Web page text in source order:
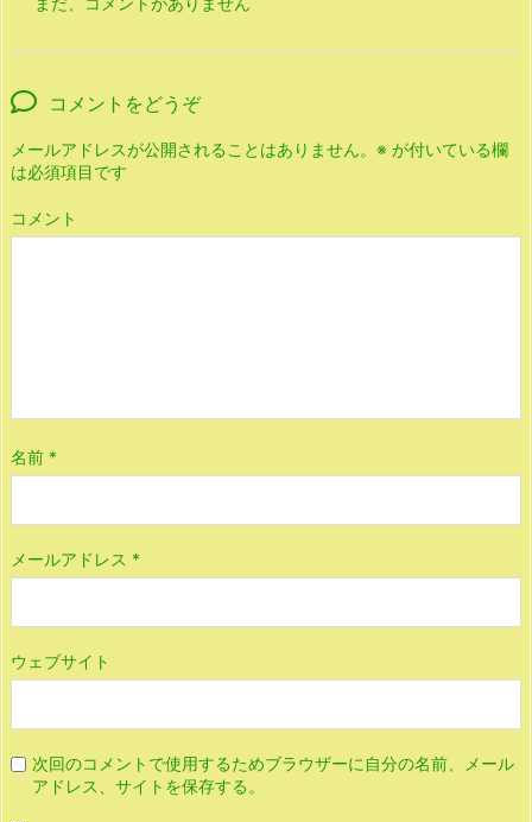
コメントをどうぞ
メールアドレスが公開されることはありません。 ※ が付いている欄
は必須項目です
コメント
名前 *
メールアドレス *
ウェブサイト
次回のコメントで使用するためブラウザーに自分の名前、メール
アドレス、サイトを保存する。